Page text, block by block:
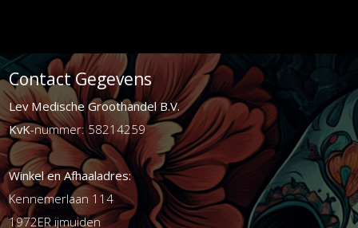
Contact Gegevens
Lev Medische Groothandel B.V.
KvK-nummer: 58214259
Winkel en Afhaaladres:
Kennemerlaan 114
1972ER ijmuiden